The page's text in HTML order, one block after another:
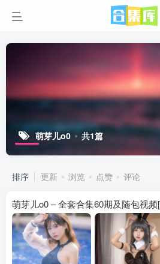
萌芽儿o0 共1篇
排序 更新 浏览 点赞 评论
萌芽儿o0 – 全套合集60期及随包视